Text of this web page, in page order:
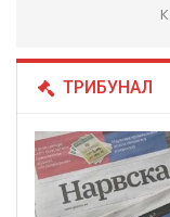
ТРИБУНАЛ